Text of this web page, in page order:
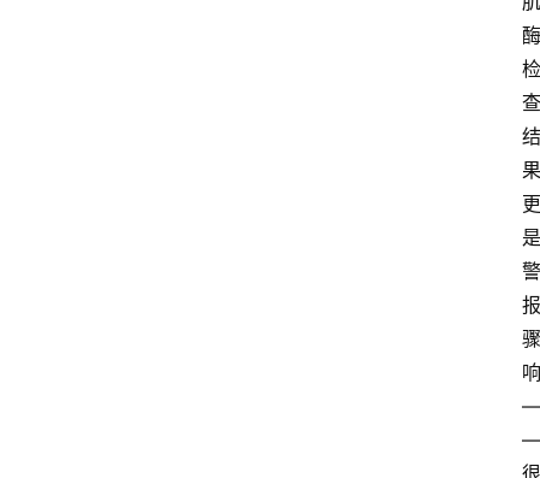
酶
检
查
结
果
更
是
警
报
骤
响
—
—
很